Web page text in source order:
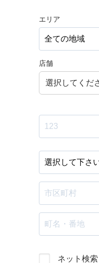
エリア
店舗
選択してくだ
ネット検索